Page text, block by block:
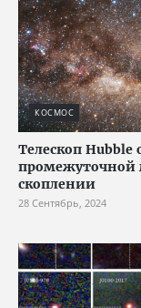
КОСМОС
Телескоп
промежуточной
скоплении
28 Сентябрь, 2024